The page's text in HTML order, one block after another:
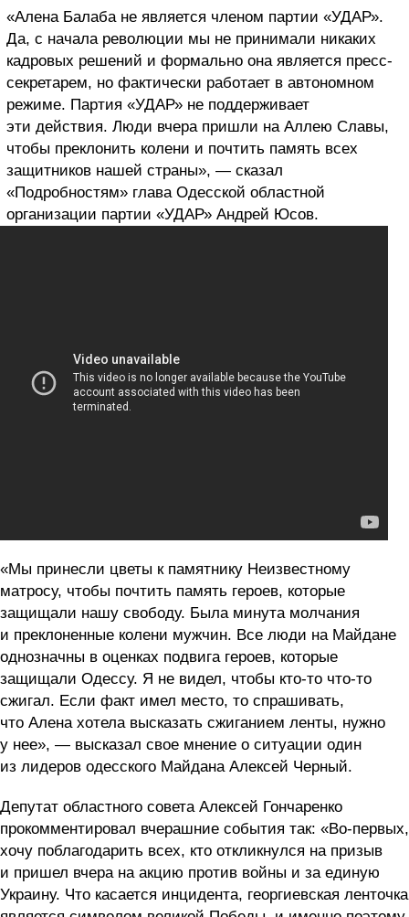
«Алена Балаба не является членом партии «УДАР».
Да, с начала революции мы не принимали никаких
кадровых решений и формально она является пресс-
секретарем, но фактически работает в автономном
режиме. Партия «УДАР» не поддерживает
эти действия. Люди вчера пришли на Аллею Славы,
чтобы преклонить колени и почтить память всех
защитников нашей страны», — сказал
«Подробностям» глава Одесской областной
организации партии «УДАР» Андрей Юсов.
«Мы принесли цветы к памятнику Неизвестному
матросу, чтобы почтить память героев, которые
защищали нашу свободу. Была минута молчания
и преклоненные колени мужчин. Все люди на Майдане
однозначны в оценках подвига героев, которые
защищали Одессу. Я не видел, чтобы кто-то что-то
сжигал. Если факт имел место, то спрашивать,
что Алена хотела высказать сжиганием ленты, нужно
у нее», — высказал свое мнение о ситуации один
из лидеров одесского Майдана Алексей Черный.
Депутат областного совета Алексей Гончаренко
прокомментировал вчерашние события так: «Во-первых,
хочу поблагодарить всех, кто откликнулся на призыв
и пришел вчера на акцию против войны и за единую
Украину. Что касается инцидента, георгиевская ленточка